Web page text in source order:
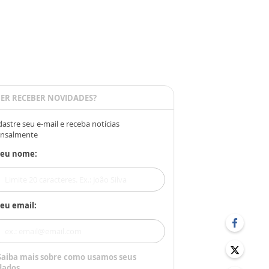
RECEBER NOVIDADES?
seu e-mail e receba notícias
nome:
email:
mais sobre como usamos seus